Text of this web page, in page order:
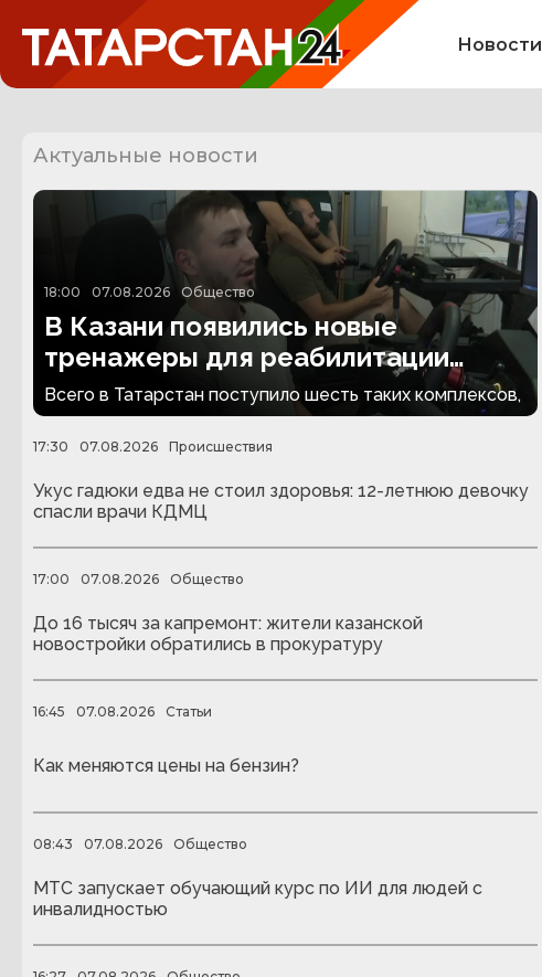
Новости
Актуальные новости
18:00 07.08.2026 Общество
В Казани появились новые
тренажеры для реабилитации
людей с ампутациями
Всего в Татарстан поступило шесть таких комплексов,
17:30 07.08.2026 Происшествия
Укус гадюки едва не стоил здоровья: 12-летнюю девочку
спасли врачи КДМЦ
17:00 07.08.2026 Общество
До 16 тысяч за капремонт: жители казанской
новостройки обратились в прокуратуру
16:45 07.08.2026 Статьи
Как меняются цены на бензин?
08:43 07.08.2026 Общество
МТС запускает обучающий курс по ИИ для людей с
инвалидностью